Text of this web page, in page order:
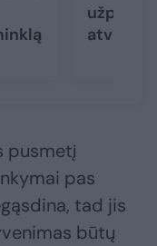
atvėrė
pusmetį
pas
tad jis
būtų